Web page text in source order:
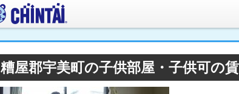
糟屋郡宇美町の子供部屋・子供可の